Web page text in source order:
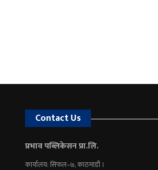
Contact Us
प्रभाव पब्लिकेसन प्रा.लि.
कार्यालय: सिफल–७, काठमाडौं ।